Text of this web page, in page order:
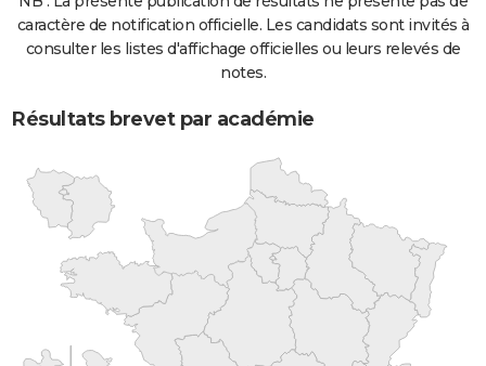
caractère de notification officielle. Les candidats sont invités à
consulter les listes d'affichage officielles ou leurs relevés de
notes.
Résultats brevet par académie